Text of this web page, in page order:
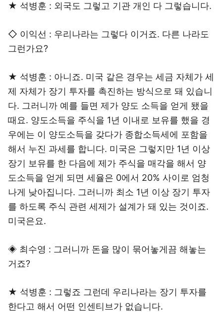
★ 석병훈 : 외국도 그렇고 기관 개인 다 그렇습니다.
◇ 이익선 : 우리나라는 그렇다 이거죠. 다른 나라도
그런가요?
★ 석병훈 : 아니죠. 미국 같은 경우는 세금 자체가 세
제 자체가 장기 투자를 촉진하는 방식으로 돼 있습니
다. 그러니까 예를 들면 제가 양도 소득을 얻게 됐을
때요. 양도소득을 주식을 1년 이내로 보유를 했을 경
우에는 이 양도소득을 갖다가 종합소득세에 포함을
해서 누진 과세를 합니다. 미국은 그렇지만 1년 이상
장기 보유를 한 다음에 제가 주식을 매각을 해서 양
도소득을 얻게 되면 세율은 0에서 20% 사이로 엄청
나게 낮아집니다. 그러니까 최소 1년 이상 장기 투자
를 하도록 주식 관련 세제가 설계가 돼 있는 것이죠.
미국은요.
◈ 최수영 : 그러니까 돈을 많이 묶어놓게끔 해놓는
거죠?
★ 석병훈 : 그렇죠 그런데 우리나라는 장기 투자를
한다고 해서 어떤 인센티브가 없습니다.